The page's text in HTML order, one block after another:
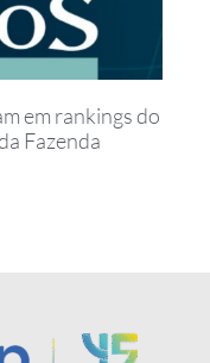
em rankings do
Fazenda